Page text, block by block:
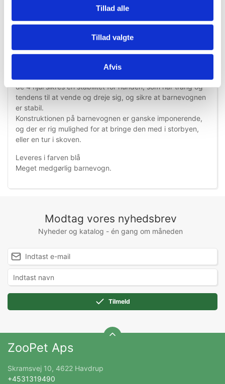
Tillad alle
Tillad valgte
Afvis
de 4 hjul sikres en stabilitet for hunden, som har trang og
tendens til at vende og dreje sig, og sikre at barnevognen
er stabil.
Konstruktionen på barnevognen er ganske imponerende,
og der er rig mulighed for at bringe den med i storbyen,
eller en tur i skoven.
Leveres i farven blå
Meget medgørlig barnevogn.
Modtag vores nyhedsbrev
Nyheder og katalog - én gang om måneden
Tilmeld
ZooPet Aps
Skramsvej 10, 4622 Havdrup
+4531319490